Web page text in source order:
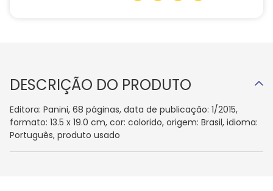
DESCRIÇÃO DO PRODUTO
Editora: Panini, 68 páginas, data de publicação: 1/2015,
formato: 13.5 x 19.0 cm, cor: colorido, origem: Brasil, idioma:
Português, produto usado